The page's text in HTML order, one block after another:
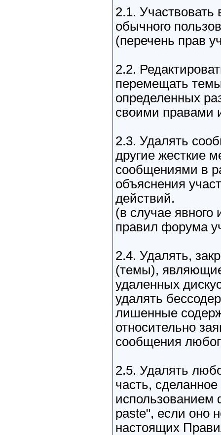
2.1. Участвовать
обычного
(перечень прав
2.2.
перемещать
определенных
своими правами
2.3. Удалять
другие жесткие
сообщениями в
объяснения
действий.
(в случае явного
правил форума
2.4. Удалять,
(темы),
удаленных
удалять
лишенные
относительно
сообщения
2.5. Удалять
часть,
использованием
paste", если оно
настоящих